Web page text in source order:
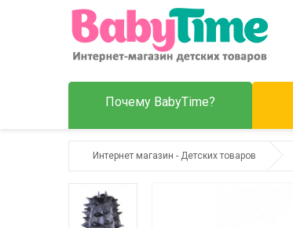
Почему BabyTime?
Интернет магазин - Детских товаров